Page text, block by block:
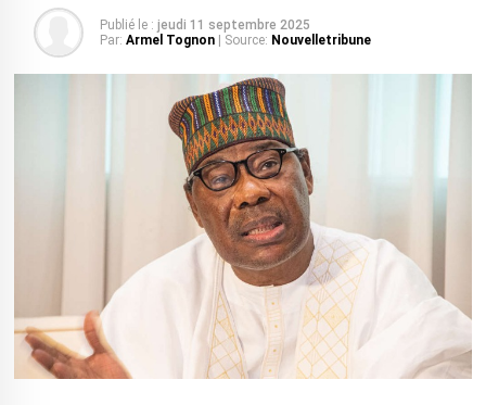
Publié le : jeudi 11 septembre 2025
Par: Armel Tognon | Source: Nouvelletribune